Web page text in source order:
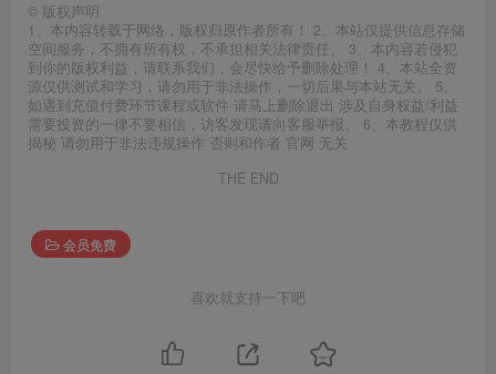
© 版权声明
1、本内容转载于网络，版权归原作者所有！ 2、本站仅提供信息存储
空间服务，不拥有所有权，不承担相关法律责任。 3、本内容若侵犯
到你的版权利益，请联系我们，会尽快给予删除处理！ 4、本站全资
源仅供测试和学习，请勿用于非法操作，一切后果与本站无关。 5、
如遇到充值付费环节课程或软件 请马上删除退出 涉及自身权益/利益
需要投资的一律不要相信，访客发现请向客服举报。 6、本教程仅供
揭秘 请勿用于非法违规操作 否则和作者 官网 无关
THE END
会员免费
喜欢就支持一下吧